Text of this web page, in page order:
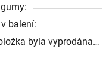
balení:
byla vyprodána…